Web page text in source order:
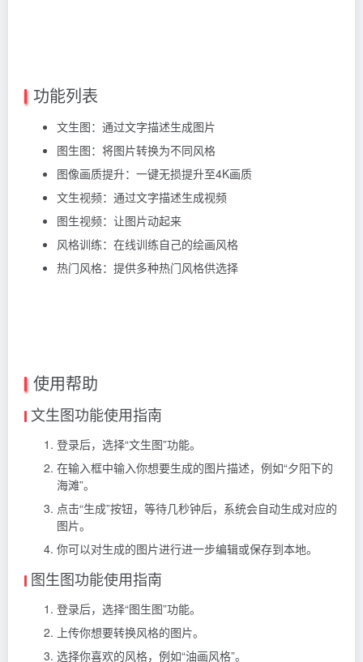
功能列表
文生图：通过文字描述生成图片
图生图：将图片转换为不同风格
图像画质提升：一键无损提升至4K画质
文生视频：通过文字描述生成视频
图生视频：让图片动起来
风格训练：在线训练自己的绘画风格
热门风格：提供多种热门风格供选择
使用帮助
文生图功能使用指南
登录后，选择“文生图”功能。
在输入框中输入你想要生成的图片描述，例如“夕阳下的
海滩”。
点击“生成”按钮，等待几秒钟后，系统会自动生成对应的
图片。
你可以对生成的图片进行进一步编辑或保存到本地。
图生图功能使用指南
登录后，选择“图生图”功能。
上传你想要转换风格的图片。
选择你喜欢的风格，例如“油画风格”。